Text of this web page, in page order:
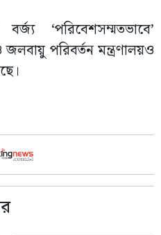
‘পরিবেশসম্মতভাবে’
পরিবর্তন মন্ত্রণালয়ও